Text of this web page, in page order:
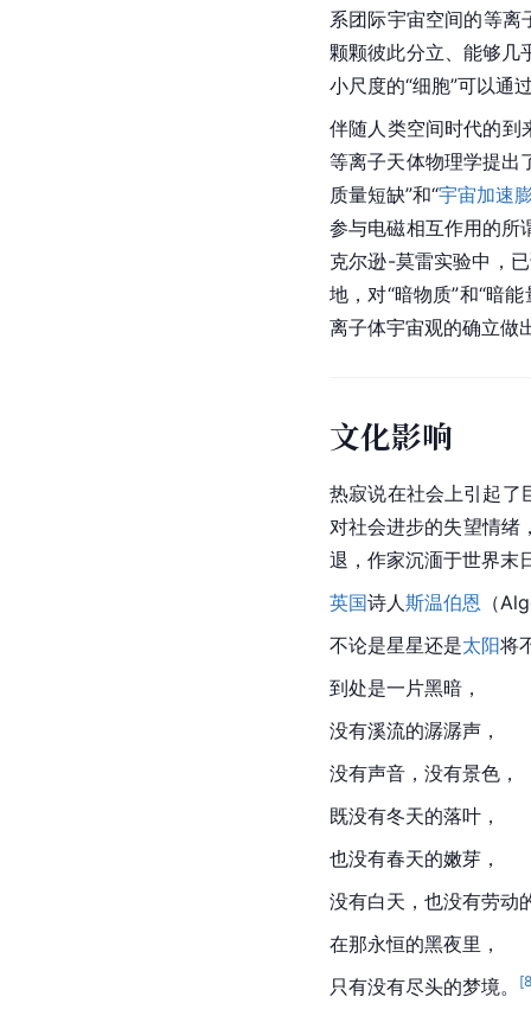
系团际宇宙空间的等离
颗颗彼此分立、能够几
小尺度的“细胞”可以通
伴随人类空间时代的到
等离子天体物理学提出
质量短缺”和“宇宙加速
参与电磁相互作用的所
克尔逊-莫雷实验中，
地，对“暗物质”和“暗
离子体宇宙观的确立做
文化影响
热寂说在社会上引起了
对社会进步的失望情绪
退，作家沉湎于世界末
英国诗人斯温伯恩 （
不论是星星还是太阳将
到处是一片黑暗，
没有溪流的潺潺声，
没有声音，没有景色，
既没有冬天的落叶，
也没有春天的嫩芽，
没有白天，也没有劳动
在那永恒的黑夜里，
只有没有尽头的梦境。
[